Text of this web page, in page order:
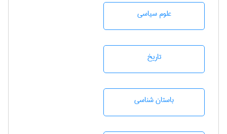
علوم سياسی
تاريخ
باستان شناسی